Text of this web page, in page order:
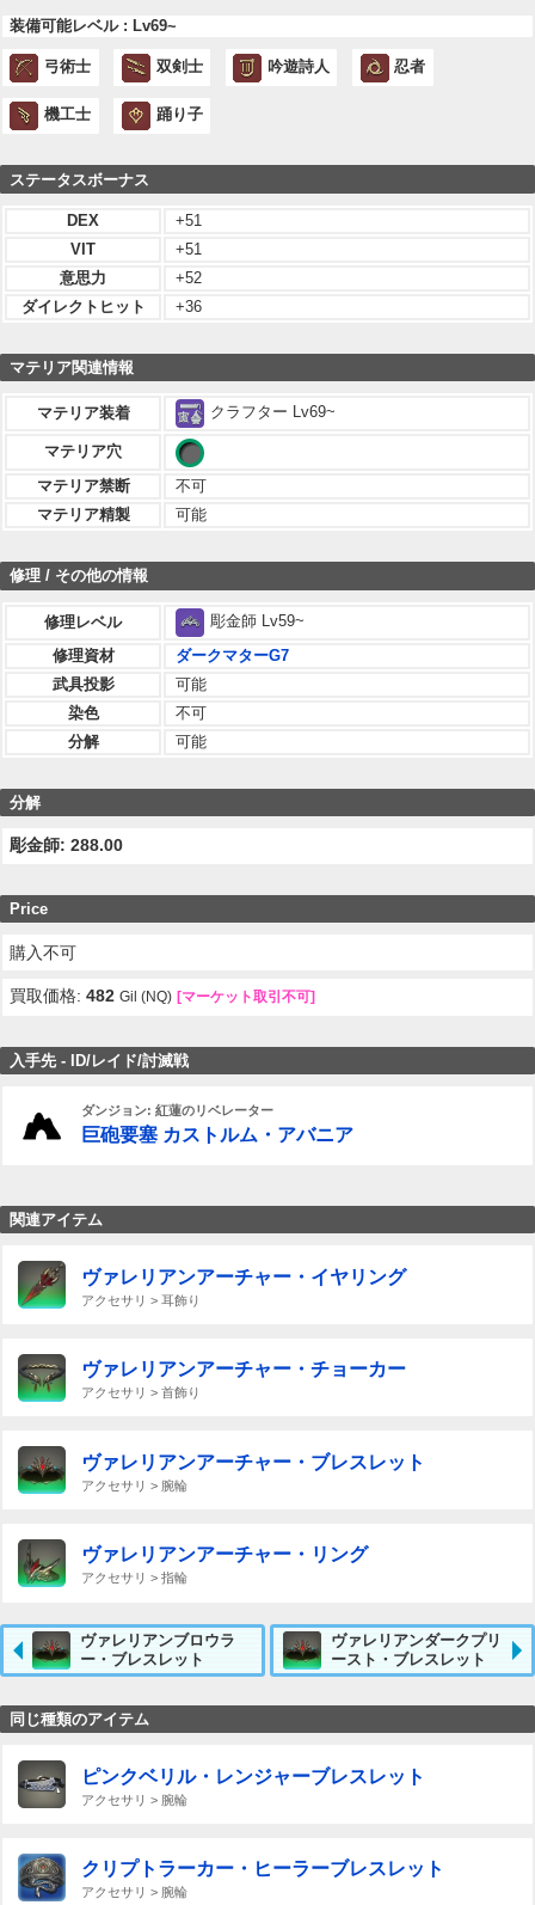
装備可能レベル : Lv69~
弓術士 双剣士 吟遊詩人 忍者
機工士 踊り子
ステータスボーナス
DEX
+51
VIT
+51
意思力
+52
ダイレクトヒット
+36
マテリア関連情報
マテリア装着 クラフター Lv69~
マテリア穴
マテリア禁断
不可
マテリア精製
可能
修理 / その他の情報
修理レベル
彫金師 Lv59~
修理資材
ダークマターG7
武具投影
可能
染色
不可
分解
可能
分解
彫金師: 288.00
Price
購入不可
買取価格:482 Gil (NQ) [マーケット取引不可]
入手先 - ID/レイド/討滅戦
ダンジョン: 紅蓮のリベレーター
巨砲要塞 カストルム・アバニア
関連アイテム
ヴァレリアンアーチャー・イヤリング
アクセサリ > 耳飾り
ヴァレリアンアーチャー・チョーカー
アクセサリ > 首飾り
ヴァレリアンアーチャー・ブレスレット
アクセサリ > 腕輪
ヴァレリアンアーチャー・リング
アクセサリ > 指輪
ヴァレリアンブロウラ
ー・ブレスレット
ヴァレリアンダークプリ
ースト・ブレスレット
同じ種類のアイテム
ピンクベリル・レンジャーブレスレット
アクセサリ > 腕輪
クリプトラーカー・ヒーラーブレスレット
アクセサリ > 腕輪